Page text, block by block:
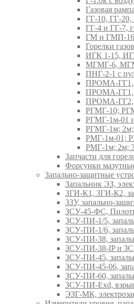
Газовая
ГГ-10, ГГ-
ГГ-4 и ГГ-7,
ГМ и ГМП-16,
Горелки
ИГК 1-15,
МГМГ-6,
ПНГ-2-1 с
ПРОМА-ГГ1,
ПРОМА-ГГ1,
ПРОМА-ГГ2,
РГМГ-10;
РГМГ-1м-01
РГМГ-1м; 2м;
РМГ-1м-01;
РМГ-1м; 2м;
Запчасти для
Форсунки
Запально-защитные
Запальник ЭЗ,
ЗГИ-К1, ЗГИ-К2,
ЗЗУ, запально-
ЗСУ-45-ФС,
ЗСУ-ПИ-1/5,
ЗСУ-ПИ-1/6,
ЗСУ-ПИ-38,
ЗСУ-ПИ-38-IP и
ЗСУ-ПИ-45,
ЗСУ-ПИ-45-06,
ЗСУ-ПИ-60,
ЗСУ-ПИ-Exd,
ЭЗГ-МК,